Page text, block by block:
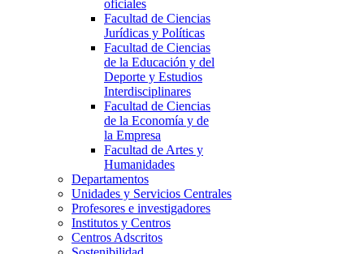
oficiales
Facultad de Ciencias
Jurídicas y Políticas
Facultad de Ciencias
de la Educación y del
Deporte y Estudios
Interdisciplinares
Facultad de Ciencias
de la Economía y de
la Empresa
Facultad de Artes y
Humanidades
Departamentos
Unidades y Servicios Centrales
Profesores e investigadores
Institutos y Centros
Centros Adscritos